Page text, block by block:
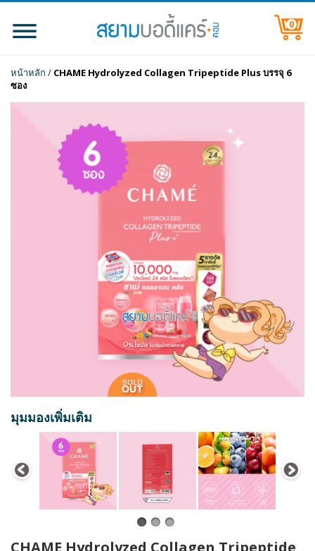
0
หน้าหลัก / CHAME Hydrolyzed Collagen Tripeptide Plus บรรจุ 6
ซอง
มุมมองเพิ่มเติม
CHAME Hydrolyzed Collagen Tripeptide